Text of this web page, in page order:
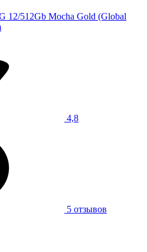
12/512Gb Mocha Gold (Global
4,8
5 отзывов